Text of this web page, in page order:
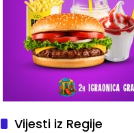
Vijesti iz Regije